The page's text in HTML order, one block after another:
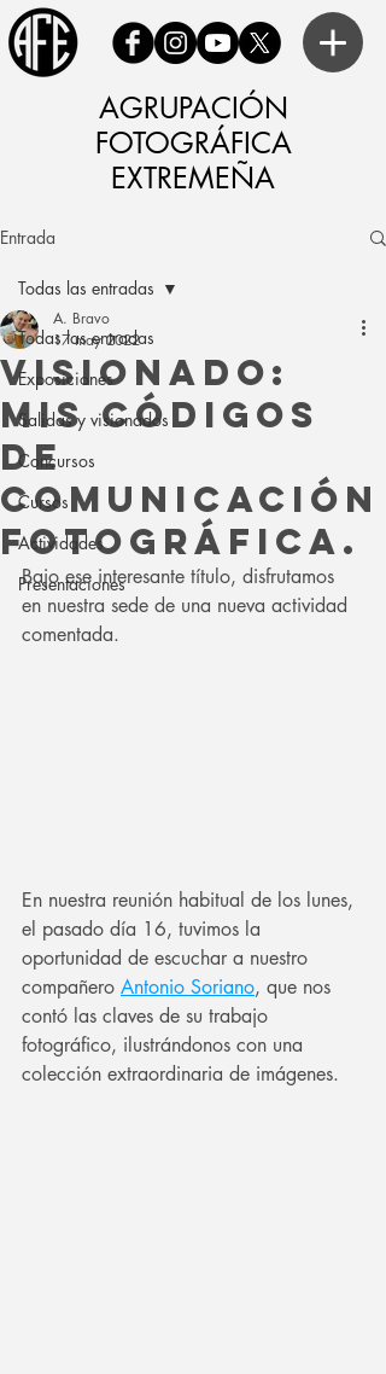
AGRUPACIÓN
FOTOGRÁFICA
EXTREMEÑA
Entrada
Todas las entradas
Exposiciones
Salidas y visionados
Concursos
Cursos
Actividades
Presentaciones
Todas las entradas
Visionado:
Mis códigos
de
comunicación
fotográfica.
A. Bravo
17 may 2022
Bajo ese interesante título, disfrutamos
en nuestra sede de una nueva actividad
comentada.
En nuestra reunión habitual de los lunes,
el pasado día 16, tuvimos la
oportunidad de escuchar a nuestro
compañero Antonio Soriano, que nos
contó las claves de su trabajo
fotográfico, ilustrándonos con una
colección extraordinaria de imágenes.